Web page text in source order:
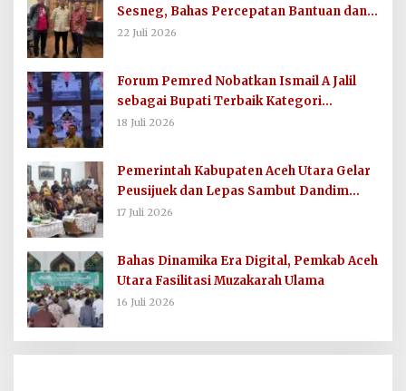
Sesneg, Bahas Percepatan Bantuan dan
Dana Direktif Presiden
22 Juli 2026
Forum Pemred Nobatkan Ismail A Jalil
sebagai Bupati Terbaik Kategori
Komunikasi dan Informasi Publik
18 Juli 2026
Pemerintah Kabupaten Aceh Utara Gelar
Peusijuek dan Lepas Sambut Dandim
0103/AUT
17 Juli 2026
Bahas Dinamika Era Digital, Pemkab Aceh
Utara Fasilitasi Muzakarah Ulama
16 Juli 2026